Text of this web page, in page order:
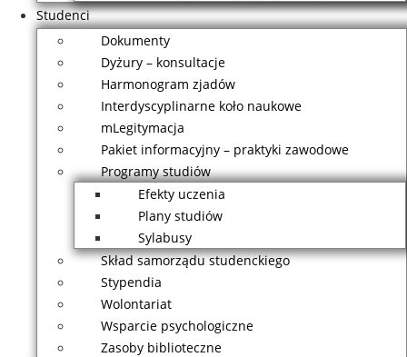
Studenci
Dokumenty
Dyżury – konsultacje
Harmonogram zjadów
Interdyscyplinarne koło naukowe
mLegitymacja
Pakiet informacyjny – praktyki zawodowe
Programy studiów
Efekty uczenia
Plany studiów
Sylabusy
Skład samorządu studenckiego
Stypendia
Wolontariat
Wsparcie psychologiczne
Zasoby biblioteczne